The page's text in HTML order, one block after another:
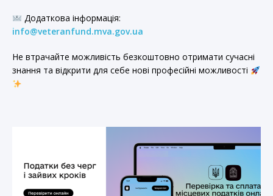
Додаткова інформація:
info@veteranfund.mva.gov.ua
Не втрачайте можливість безкоштовно отримати сучасні
знання та відкрити для себе нові професійні можливості